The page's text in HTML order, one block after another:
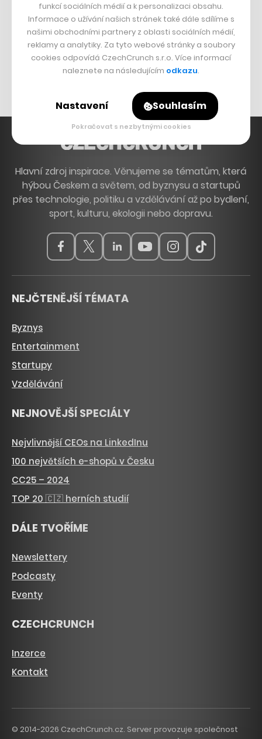
DESIGN
Bomma není tichá
Originální hodinky
Nábytek z betonu
Hlavní zdroj inspirace. Věnujeme se tématům, která
hýbou Českem a světem, od byznysu a startupů
přes technologie, politiku a vzdělávání až po bydlení,
sport, kulturu, ekologii nebo dopravu.
NEJČTENĚJŠÍ TÉMATA
Byznys
Entertainment
Startupy
Vzdělávání
NEJNOVĚJŠÍ SPECIÁLY
Nejvlivnější CEOs na LinkedInu
100 největších e-shopů v Česku
CC25 – 2024
TOP 20 🇨🇿 herních studií
DÁLE TVOŘÍME
Newslettery
Podcasty
Eventy
CZECHCRUNCH
Inzerce
Kontakt
© 2014-2026 CzechCrunch.cz. Server provozuje společnost
funkcí sociálních médií a k personalizaci obsahu.
Informace o užívání našich stránek také dále sdílíme s
našimi obchodními partnery z oblasti sociálních médií,
reklamy a analytiky. Za tyto webové stránky a soubory
cookies odpovídá CzechCrunch s.r.o. Více informací
naleznete na následujícím odkazu.
Nastavení Souhlasím
Pokračovat s nezbytnými cookies